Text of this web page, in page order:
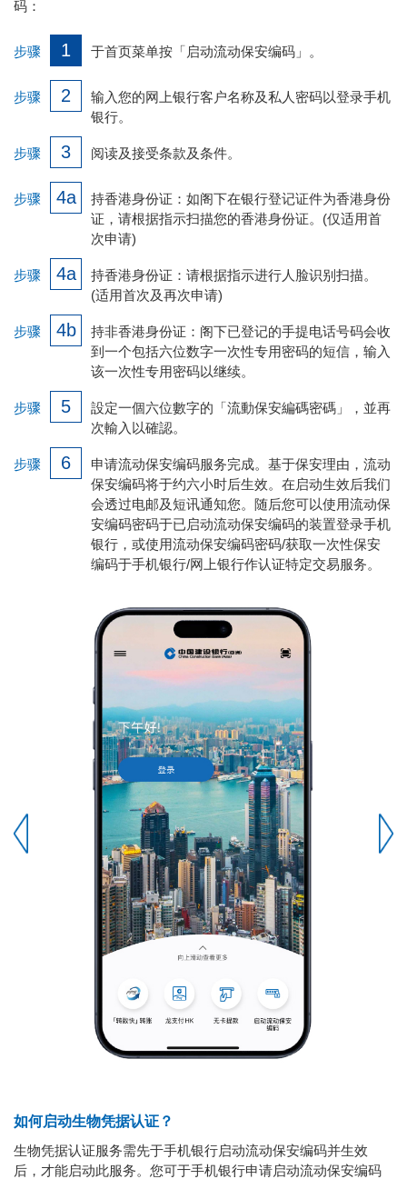
码：
步骤 1 于首页菜单按「启动流动保安编码」。
步骤 2
输入您的网上银行客户名称及私人密码以登录手机
银行。
步骤 3 阅读及接受条款及条件。
步骤 4a
持香港身份证：如阁下在银行登记证件为香港身份
证，请根据指示扫描您的香港身份证。(仅适用首
次申请)
步骤 4a
持香港身份证：请根据指示进行人脸识别扫描。
(适用首次及再次申请)
步骤 4b
持非香港身份证：阁下已登记的手提电话号码会收
到一个包括六位数字一次性专用密码的短信，输入
该一次性专用密码以继续。
步骤 5
設定一個六位數字的「流動保安編碼密碼」，並再
次輸入以確認。
步骤 6
申请流动保安编码服务完成。基于保安理由，流动
保安编码将于约六小时后生效。在启动生效后我们
会透过电邮及短讯通知您。随后您可以使用流动保
安编码密码于已启动流动保安编码的装置登录手机
银行，或使用流动保安编码密码/获取一次性保安
编码于手机银行/网上银行作认证特定交易服务。
如何启动生物凭据认证？
生物凭据认证服务需先于手机银行启动流动保安编码并生效
后，才能启动此服务。您可于手机银行申请启动流动保安编码